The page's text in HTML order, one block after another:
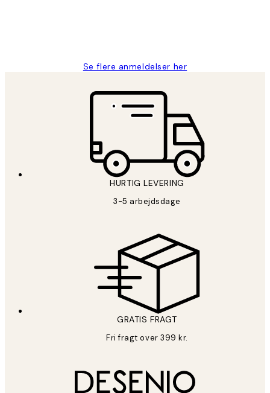
Se flere anmeldelser her
HURTIG LEVERING
3-5 arbejdsdage
GRATIS FRAGT
Fri fragt over 399 kr.